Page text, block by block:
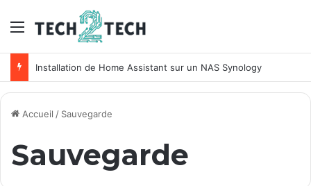
Menu
Accueil / Sauvegarde
Sauvegarde